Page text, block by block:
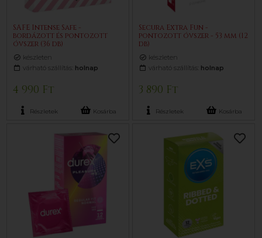
SAFE Intense Safe -
bordázott és pontozott
óvszer (36 db)
készleten
várható szállítás: holnap
4 990 Ft
Részletek Kosárba
Secura Extra Fun -
pontozott óvszer - 53 mm (12
db)
készleten
várható szállítás: holnap
3 890 Ft
Részletek Kosárba